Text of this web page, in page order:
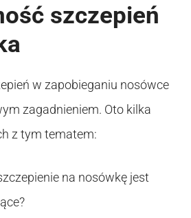
szczepień
w zapobieganiu nosówce
zagadnieniem. Oto kilka
z tym tematem:
na nosówkę jest